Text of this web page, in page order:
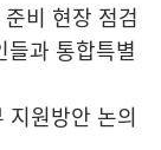
비 현장 점검
과 통합특별
지원방안 논의